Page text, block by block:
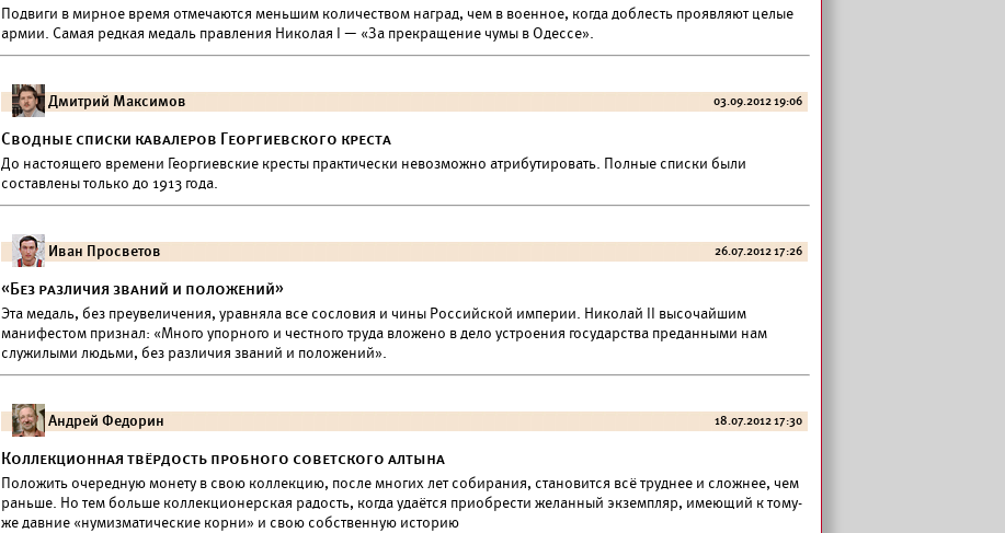
Подвиги в мирное время отмечаются меньшим количеством наград, чем в военное, когда доблесть проявляют целые
армии. Самая редкая медаль правления Николая I — «За прекращение чумы в Одессе».
Дмитрий Максимов 03.09.2012 19:06
Сводные списки кавалеров Георгиевского креста
До настоящего времени Георгиевские кресты практически невозможно атрибутировать. Полные списки были
составлены только до 1913 года.
Иван Просветов 26.07.2012 17:26
«Без различия званий и положений»
Эта медаль, без преувеличения, уравняла все сословия и чины Российской империи. Николай II высочайшим
манифестом признал: «Много упорного и честного труда вложено в дело устроения государства преданными нам
служилыми людьми, без различия званий и положений».
Андрей Федорин 18.07.2012 17:30
Коллекционная твёрдость пробного советского алтына
Положить очередную монету в свою коллекцию, после многих лет собирания, становится всё труднее и сложнее, чем
раньше. Но тем больше коллекционерская радость, когда удаётся приобрести желанный экземпляр, имеющий к тому-
же давние «нумизматические корни» и свою собственную историю